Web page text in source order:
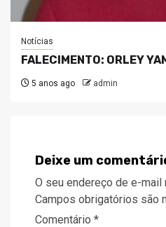
Notícias
FALECIMENTO: ORLEY
5 anos ago admin
Deixe um
O seu endereço de e-mail
Campos obrigatórios são
Comentário *